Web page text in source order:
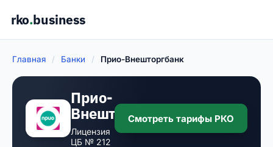
rko.business
Главная / Банки / Прио-Внешторгбанк
Прио-
Внешторгбанк
Лицензия
ЦБ № 212
Смотреть тарифы РКО